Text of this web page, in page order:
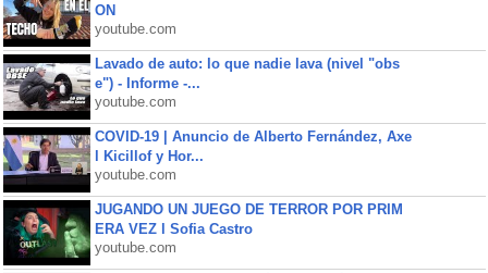
ON
youtube.com
Lavado de auto: lo que nadie lava (nivel "obs
e") - Informe -...
youtube.com
COVID-19 | Anuncio de Alberto Fernández, Axe
l Kicillof y Hor...
youtube.com
JUGANDO UN JUEGO DE TERROR POR PRIM
ERA VEZ l Sofia Castro
youtube.com